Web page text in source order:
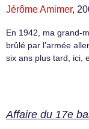
Jérôme Amimer,
En 1942, ma grand-
brûlé par l’armée
six ans plus tard, ici,
Affaire du 17e